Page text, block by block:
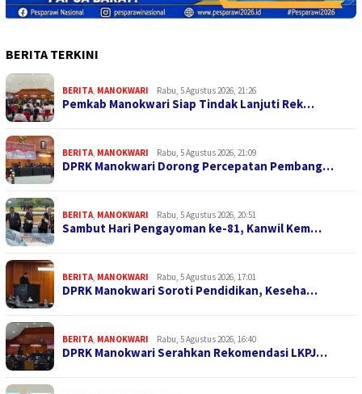
BERITA TERKINI
BERITA MANOKWARI Rabu, 5 Agustus 2026, 21:26
Pemkab Manokwari Siap Tindak Lanjuti Rek…
BERITA MANOKWARI Rabu, 5 Agustus 2026, 21:09
DPRK Manokwari Dorong Percepatan Pembang…
BERITA MANOKWARI Rabu, 5 Agustus 2026, 20:51
Sambut Hari Pengayoman ke-81, Kanwil Kem…
BERITA MANOKWARI Rabu, 5 Agustus 2026, 17:01
DPRK Manokwari Soroti Pendidikan, Keseha…
BERITA MANOKWARI Rabu, 5 Agustus 2026, 16:40
DPRK Manokwari Serahkan Rekomendasi LKPJ…